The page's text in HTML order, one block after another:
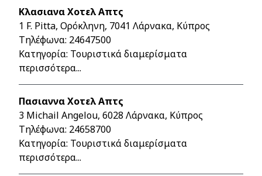
Κλασιανα Χοτελ Απτς
1 F. Pitta, Ορόκληνη, 7041 Λάρνακα, Κύπρος
Τηλέφωνα: 24647500
Κατηγορία: Τουριστικά διαμερίσματα
περισσότερα...
Πασιαννα Χοτελ Απτς
3 Michail Angelou, 6028 Λάρνακα, Κύπρος
Τηλέφωνα: 24658700
Κατηγορία: Τουριστικά διαμερίσματα
περισσότερα...